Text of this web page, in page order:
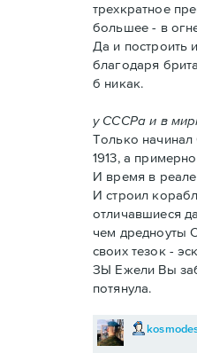
трехкратное
большее - в
Да и построить
благодаря
б никак.
у СССРа и в
Только
1913, а
И время в
И строил
отличавшиеся
чем дредноуты
своих тезок -
ЗЫ Ежели Вы
потянула.